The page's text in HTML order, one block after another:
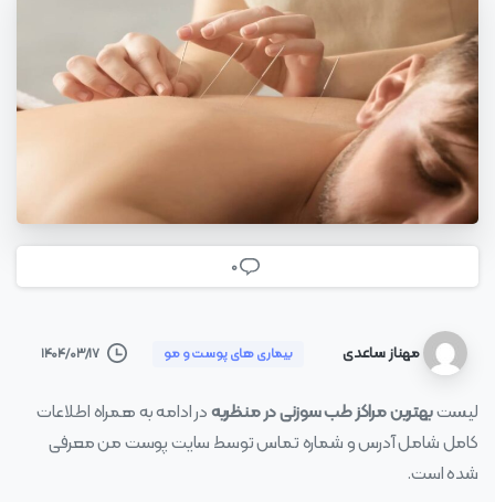
0
مهناز ساعدی بیماری های پوست و مو ۱۴۰۴/۰۳/۱۷
لیستبهترین مراکز طب سوزنی در منظریهدر ادامه به همراه اطلاعات
کامل شامل آدرس و شماره تماس توسط سایت پوست من معرفی
شده است.